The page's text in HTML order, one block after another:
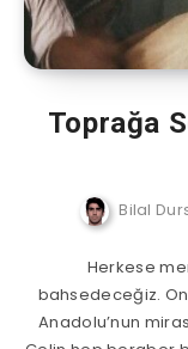
Toprağa
Bilal
Herkese
bahsedeceğiz.
Anadolu’nun